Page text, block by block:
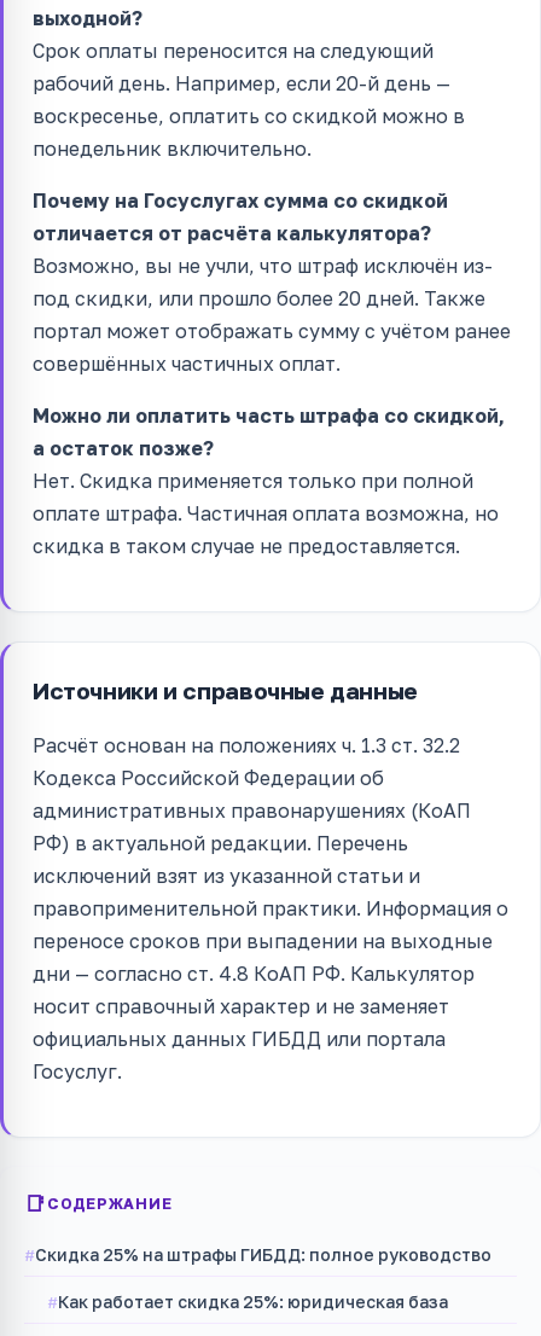
выходной?
Срок оплаты переносится на следующий
рабочий день. Например, если 20-й день —
воскресенье, оплатить со скидкой можно в
понедельник включительно.
Почему на Госуслугах сумма со скидкой
отличается от расчёта калькулятора?
Возможно, вы не учли, что штраф исключён из-
под скидки, или прошло более 20 дней. Также
портал может отображать сумму с учётом ранее
совершённых частичных оплат.
Можно ли оплатить часть штрафа со скидкой,
а остаток позже?
Нет. Скидка применяется только при полной
оплате штрафа. Частичная оплата возможна, но
скидка в таком случае не предоставляется.
Источники и справочные данные
Расчёт основан на положениях ч. 1.3 ст. 32.2
Кодекса Российской Федерации об
административных правонарушениях (КоАП
РФ) в актуальной редакции. Перечень
исключений взят из указанной статьи и
правоприменительной практики. Информация о
переносе сроков при выпадении на выходные
дни — согласно ст. 4.8 КоАП РФ. Калькулятор
носит справочный характер и не заменяет
официальных данных ГИБДД или портала
Госуслуг.
СОДЕРЖАНИЕ
Скидка 25% на штрафы ГИБДД: полное руководство
Как работает скидка 25%: юридическая база